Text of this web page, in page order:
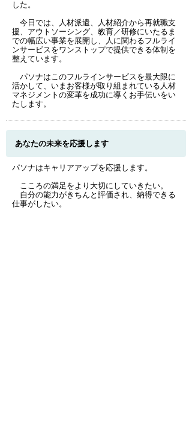
した。
今日では、人材派遣、人材紹介から再就職支
援、アウトソーシング、教育／研修にいたるま
での幅広い事業を展開し、人に関わるフルライ
ンサービスをワンストップで提供できる体制を
整えています。
パソナはこのフルラインサービスを最大限に
活かして、いまお客様が取り組まれている人材
マネジメントの変革を成功に導くお手伝いをい
たします。
あなたの未来を応援します
パソナはキャリアアップを応援します。
こころの満足をより大切にしていきたい。
自分の能力がきちんと評価され、納得できる
仕事がしたい。
このページのトップへ